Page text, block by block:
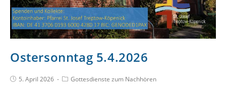
Ostersonntag 5.4.2026
5. April 2026 Gottesdienste zum Nachhören